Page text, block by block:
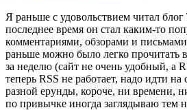
Я раньше с удовольствием читал
последнее время он стал каким-то
комментариями, обзорами и
раньше можно было легко прочитать
за неделю (сайт не очень удобный, а
теперь RSS не работает, надо идти на
разной ерунды, короче, ни времени,
по привычке иногда заглядываю тем